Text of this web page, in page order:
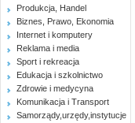
Produkcja, Handel
Biznes, Prawo, Ekonomia
Internet i komputery
Reklama i media
Sport i rekreacja
Edukacja i szkolnictwo
Zdrowie i medycyna
Komunikacja i Transport
Samorządy,urzędy,instytucje